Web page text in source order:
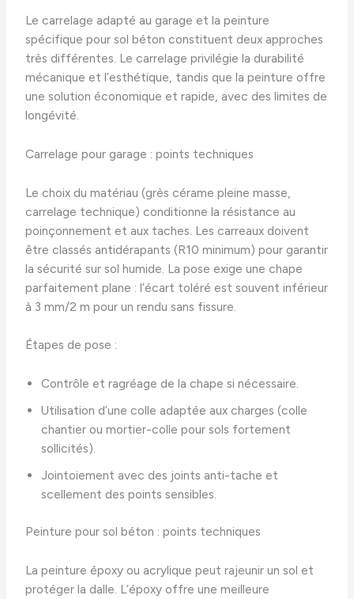
Le carrelage adapté au garage et la peinture
spécifique pour sol béton constituent deux approches
très différentes. Le carrelage privilégie la durabilité
mécanique et l’esthétique, tandis que la peinture offre
une solution économique et rapide, avec des limites de
longévité.
Carrelage pour garage : points techniques
Le choix du matériau (grès cérame pleine masse,
carrelage technique) conditionne la résistance au
poinçonnement et aux taches. Les carreaux doivent
être classés antidérapants (R10 minimum) pour garantir
la sécurité sur sol humide. La pose exige une chape
parfaitement plane : l’écart toléré est souvent inférieur
à 3 mm/2 m pour un rendu sans fissure.
Étapes de pose :
Contrôle et ragréage de la chape si nécessaire.
Utilisation d’une colle adaptée aux charges (colle
chantier ou mortier-colle pour sols fortement
sollicités).
Jointoiement avec des joints anti-tache et
scellement des points sensibles.
Peinture pour sol béton : points techniques
La peinture époxy ou acrylique peut rajeunir un sol et
protéger la dalle. L’époxy offre une meilleure